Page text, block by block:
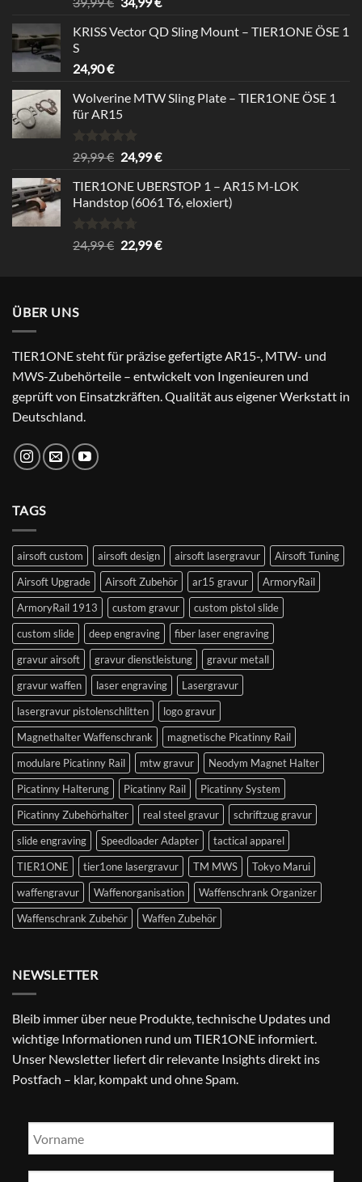
out of 5
was:
is:
KRISS Vector QD Sling Mount – TIER1ONE ÖSE 1
S
24,90€
Wolverine MTW Sling Plate – TIER1ONE ÖSE 1
für AR15
Rated5.00
out of 5
29,99€ Original
was:
29,99 €.
24,99€Current
is:
24,99 €.
TIER1ONE UBERSTOP 1 – AR15 M-LOK
Handstop (6061 T6, eloxiert)
Rated4.67
out of 5
24,99€ Original
22,99€Current
ÜBER UNS
TIER1ONE steht für präzise gefertigte AR15-, MTW- und
MWS-Zubehörteile – entwickelt von Ingenieuren und
geprüft von Einsatzkräften. Qualität aus eigener Werkstatt in
Deutschland.
TAGS
airsoft custom airsoft design airsoft lasergravur
Airsoft Tuning
Airsoft Upgrade
Airsoft Zubehör ar15 gravur
ArmoryRail
ArmoryRail 1913
custom gravur
custom pistol slide
custom slide
deep engraving
fiber laser engraving
gravur airsoft
gravur dienstleistung
gravur metall
gravur waffen
laser engraving
Lasergravur
lasergravur pistolenschlitten
logo gravur
Magnethalter Waffenschrank
magnetische Picatinny Rail
modulare Picatinny Rail
mtw gravur
Neodym Magnet Halter
Picatinny Halterung
Picatinny Rail
Picatinny System
Picatinny Zubehörhalter
real steel gravur
schriftzug gravur
slide engraving
Speedloader Adapter
tactical apparel
TIER1ONE
tier1one lasergravur TM MWS
Tokyo Marui
waffengravur
Waffenorganisation
Waffenschrank Organizer
Waffenschrank Zubehör
Waffen Zubehör
NEWSLETTER
Bleib immer über neue Produkte, technische Updates und
wichtige Informationen rund um TIER1ONE informiert.
Unser Newsletter liefert dir relevante Insights direkt ins
Postfach – klar, kompakt und ohne Spam.